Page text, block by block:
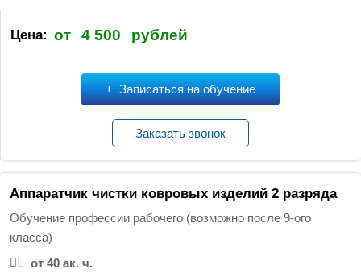
Цена: от 4 500 рублей
Записаться на обучение
Заказать звонок
Аппаратчик чистки ковровых изделий 2 разряда
Обучение профессии рабочего (возможно после 9-ого
класса)
от 40 ак. ч.